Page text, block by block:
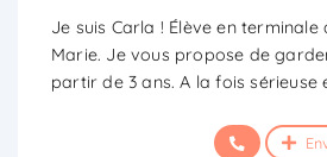
Je suis Carla ! Élève en terminale
Marie. Je vous propose de
partir de 3 ans. A la fois sérieuse